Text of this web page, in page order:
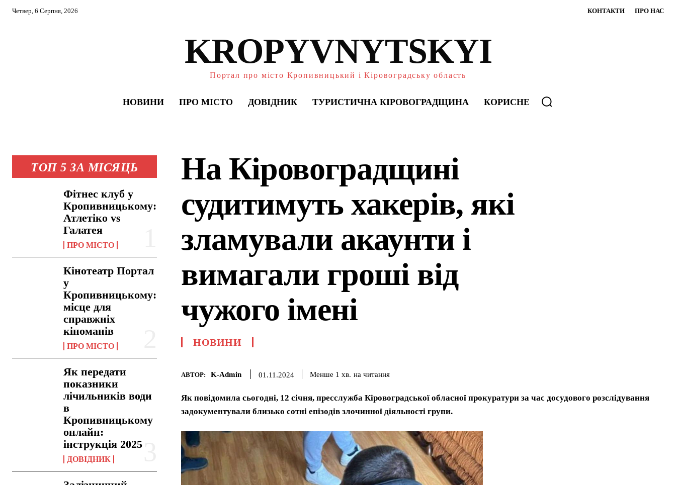
Четвер, 6 Серпня, 2026 КОНТАКТИ ПРО НАС
KROPYVNYTSKYI
Портал про місто Кропивницький і Кіровоградську область
НОВИНИ ПРО МІСТО ДОВІДНИК ТУРИСТИЧНА КІРОВОГРАДЩИНА КОРИСНЕ
ТОП 5 ЗА МІСЯЦЬ
Фітнес клуб у
Кропивницькому:
Атлетіко vs
Галатея
ПРО МІСТО
Кінотеатр Портал
у
Кропивницькому:
місце для
справжніх
кіноманів
ПРО МІСТО
Як передати
показники
лічильників води
в
Кропивницькому
онлайн:
інструкція 2025
ДОВІДНИК
На Кіровоградщині
судитимуть хакерів, які
зламували акаунти і
вимагали гроші від
чужого імені
НОВИНИ
АВТОР: K-Admin 01.11.2024 Менше 1 хв. на читання
Як повідомила сьогодні, 12 січня, пресслужба Кіровоградської обласної прокуратури за час досудового розслідування
задокументували близько сотні епізодів злочинної діяльності групи.